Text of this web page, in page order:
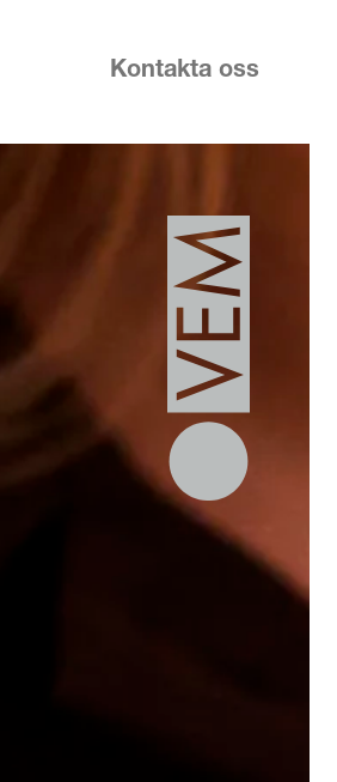
Kontakta oss